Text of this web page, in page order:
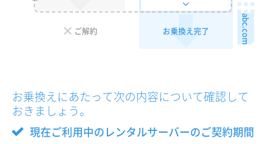
abc.com
ご解約 お乗換え完了
お乗換えにあたって次の内容について確認して
おきましょう。
現在ご利用中のレンタルサーバーのご契約期間